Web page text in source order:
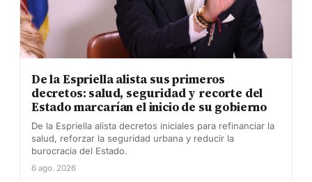
De la Espriella alista sus primeros
decretos: salud, seguridad y recorte del
Estado marcarían el inicio de su gobierno
De la Espriella alista decretos iniciales para refinanciar la
salud, reforzar la seguridad urbana y reducir la
burocracia del Estado.
6 ago. 2026